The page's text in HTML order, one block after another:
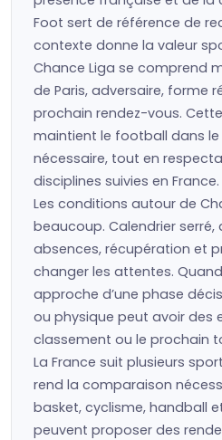
Foot sert de référence de
contexte donne la valeur
Chance Liga se comprend
de Paris, adversaire, forme
prochain rendez-vous.
maintient le football dans
nécessaire, tout en
disciplines suivies en France.
Les conditions autour de
beaucoup. Calendrier
absences, récupération et
changer les attentes.
approche d’une phase
ou physique peut avoir des
classement ou le prochain
La France suit plusieurs
rend la comparaison
basket, cyclisme, handball
peuvent proposer des